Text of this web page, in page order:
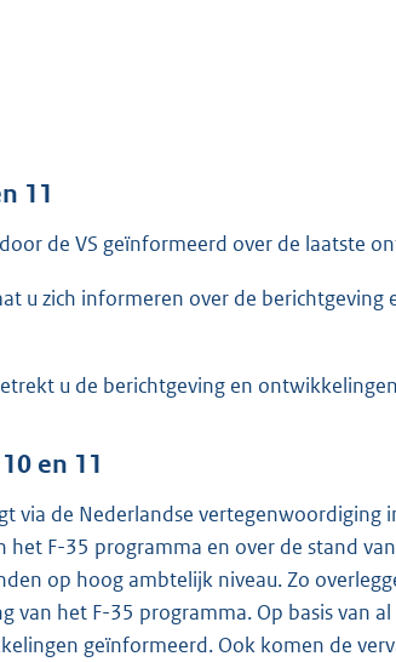
11
de VS geïnformeerd over de laatste
u zich informeren over de
u de berichtgeving en
en 11
via de Nederlandse vertegenwoordiging
het F-35 programma en over de stand
op hoog ambtelijk niveau. Zo
van het F-35 programma. Op basis van
geïnformeerd. Ook komen de